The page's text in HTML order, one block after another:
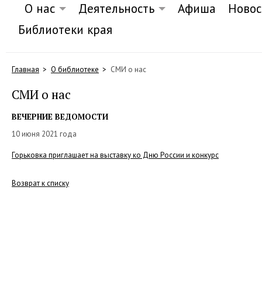
О нас Деятельность Афиша
Библиотеки края
Главная О библиотеке СМИ о нас
СМИ о нас
ВЕЧЕРНИЕ ВЕДОМОСТИ
10 июня 2021 года
Горьковка приглашает на выставку ко Дню России и конкурс
Возврат к списку